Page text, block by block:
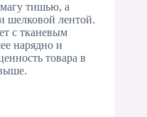
тишью, а
шелковой лентой.
с тканевым
нарядно и
товара в